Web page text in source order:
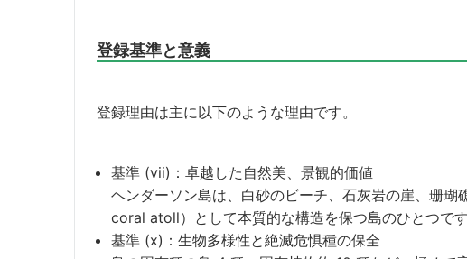
登録基準と意義
登録理由は主に以下のような理由です。
基準 (vii)：卓越した自然美、景観的価値
ヘンダーソン島は、白砂のビーチ、石灰岩の崖、珊
coral atoll）として本質的な構造を保つ島のひとつです
基準 (x)：生物多様性と絶滅危惧種の保全